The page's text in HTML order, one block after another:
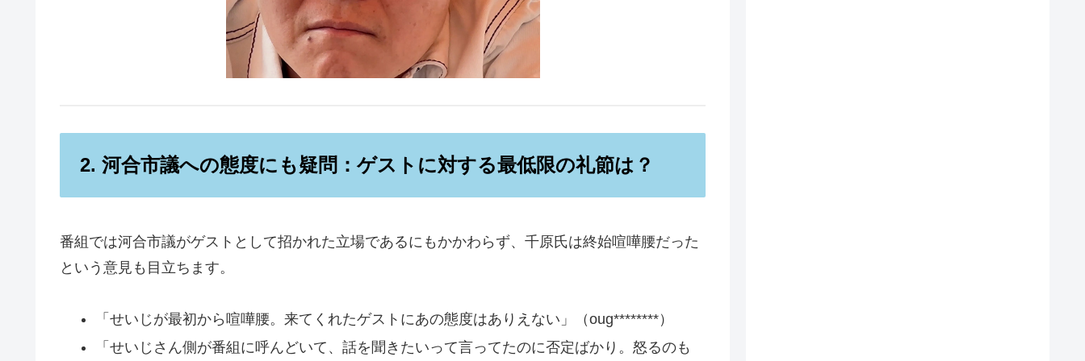
2. 河合市議への態度にも疑問：ゲストに対する最低限の礼節は？
番組では河合市議がゲストとして招かれた立場であるにもかかわらず、千原氏は終始喧嘩腰だった
という意見も目立ちます。
「せいじが最初から喧嘩腰。来てくれたゲストにあの態度はありえない」（oug********）
「せいじさん側が番組に呼んどいて、話を聞きたいって言ってたのに否定ばかり。怒るのも